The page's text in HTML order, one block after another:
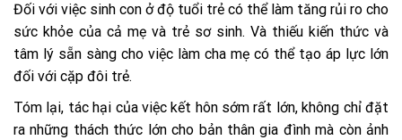
Đối với việc sinh con ở độ tuổi trẻ có thể làm tăng rủi ro cho
sức khỏe của cả mẹ và trẻ sơ sinh. Và thiếu kiến thức và
tâm lý sẵn sàng cho việc làm cha mẹ có thể tạo áp lực lớn
đối với cặp đôi trẻ.
Tóm lại, tác hại của việc kết hôn sớm rất lớn, không chỉ đặt
ra những thách thức lớn cho bản thân gia đình mà còn ảnh